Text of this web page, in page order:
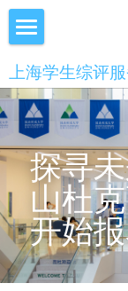
上海学生综评
初中综评
高中综评
上海中高考
服务中心
学术提升
会员服务
探寻
山杜
开始
优沃家教
青少年科创